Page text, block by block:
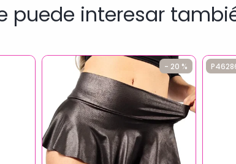
puede interesar
- 20 %